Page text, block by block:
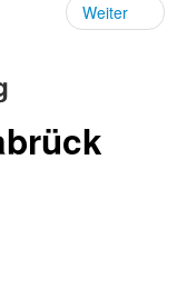
Weiter